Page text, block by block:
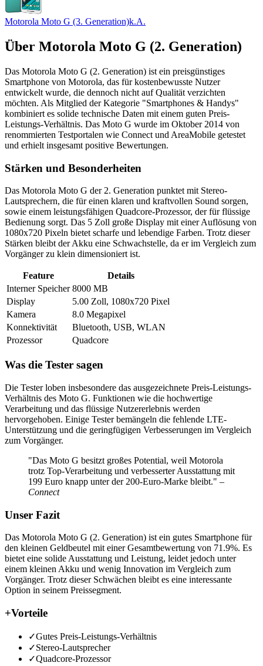
Motorola Moto G (3. Generation)k.A.
Über Motorola Moto G (2. Generation)
Das Motorola Moto G (2. Generation) ist ein preisgünstiges
Smartphone von Motorola, das für kostenbewusste Nutzer
entwickelt wurde, die dennoch nicht auf Qualität verzichten
möchten. Als Mitglied der Kategorie "Smartphones & Handys"
kombiniert es solide technische Daten mit einem guten Preis-
Leistungs-Verhältnis. Das Moto G wurde im Oktober 2014 von
renommierten Testportalen wie Connect und AreaMobile getestet
und erhielt insgesamt positive Bewertungen.
Stärken und Besonderheiten
Das Motorola Moto G der 2. Generation punktet mit Stereo-
Lautsprechern, die für einen klaren und kraftvollen Sound sorgen,
sowie einem leistungsfähigen Quadcore-Prozessor, der für flüssige
Bedienung sorgt. Das 5 Zoll große Display mit einer Auflösung von
1080x720 Pixeln bietet scharfe und lebendige Farben. Trotz dieser
Stärken bleibt der Akku eine Schwachstelle, da er im Vergleich zum
Vorgänger zu klein dimensioniert ist.
Feature
Details
Interner Speicher 8000 MB
Display
5.00 Zoll, 1080x720 Pixel
Kamera
8.0 Megapixel
Konnektivität
Bluetooth, USB, WLAN
Prozessor
Quadcore
Was die Tester sagen
Die Tester loben insbesondere das ausgezeichnete Preis-Leistungs-
Verhältnis des Moto G. Funktionen wie die hochwertige
Verarbeitung und das flüssige Nutzererlebnis werden
hervorgehoben. Einige Tester bemängeln die fehlende LTE-
Unterstützung und die geringfügigen Verbesserungen im Vergleich
zum Vorgänger.
"Das Moto G besitzt großes Potential, weil Motorola
trotz Top-Verarbeitung und verbesserter Ausstattung mit
199 Euro knapp unter der 200-Euro-Marke bleibt." –
Connect
Unser Fazit
Das Motorola Moto G (2. Generation) ist ein gutes Smartphone für
den kleinen Geldbeutel mit einer Gesamtbewertung von 71.9%. Es
bietet eine solide Ausstattung und Leistung, leidet jedoch unter
einem kleinen Akku und wenig Innovation im Vergleich zum
Vorgänger. Trotz dieser Schwächen bleibt es eine interessante
Option in seinem Preissegment.
+Vorteile
✓Gutes Preis-Leistungs-Verhältnis
✓Stereo-Lautsprecher
✓Quadcore-Prozessor